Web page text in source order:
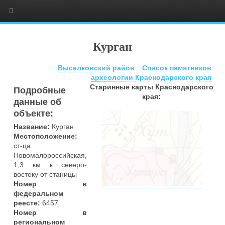
Курган
Выселковский район:: Список памятников
археологии Краснодарского края
Подробные
данные об
объекте:
Название: Курган
Местоположение:
ст-ца
Новомалороссийская,
1,3 км к северо-
востоку от станицы
Номер в
федеральном
реесте:6457
Номер в
региональном
Старинные карты Краснодарского
края: